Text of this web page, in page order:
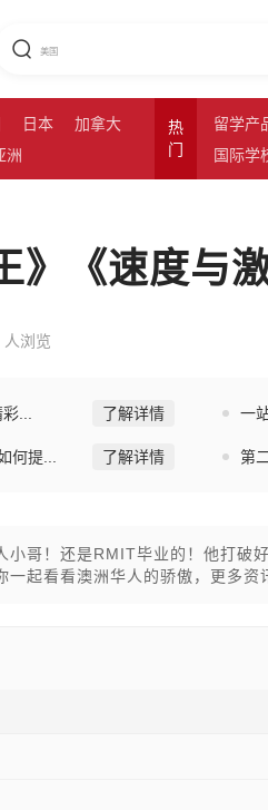
日本
加拿大
洲
热
门
留学产
国际学
》《速度与
人浏览
... 了解详情 一
何提... 了解详情 第
小哥！还是RMIT毕业的！他打破
一起看看澳洲华人的骄傲，更多